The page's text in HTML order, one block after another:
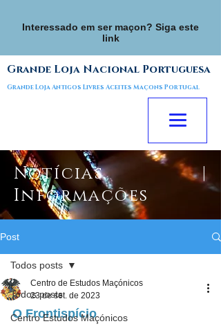
Interessado em ser maçon? Siga este
link
Grande Loja Nacional Portuguesa
Grande Loja Antigos Livres Aceites Maçons Portugal
Notícias |
Informações
Post
Todos posts
Centro Estudos Maçónicos
Todos posts
Centro de Estudos Maçónicos
23 de set. de 2023
O Frontispício